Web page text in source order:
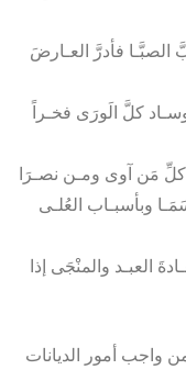
فأدرَّ العـارضَ
كلَّ الَورَى فخـراً
كلِّ مَن آوى ومـن نصـرَا
وبأسبـاب العُلـى
العبـد والمنْجَى إذا
واجب أمور الديانات